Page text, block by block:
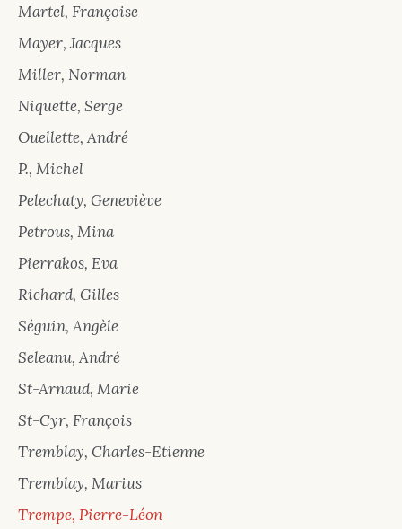
Martel, Françoise
Mayer, Jacques
Miller, Norman
Niquette, Serge
Ouellette, André
P., Michel
Pelechaty, Geneviève
Petrous, Mina
Pierrakos, Eva
Richard, Gilles
Séguin, Angèle
Seleanu, André
St-Arnaud, Marie
St-Cyr, François
Tremblay, Charles-Etienne
Tremblay, Marius
Trempe, Pierre-Léon